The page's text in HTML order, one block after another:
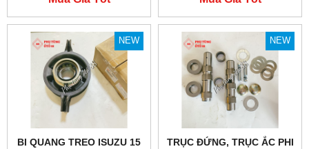
NEW
BI QUANG TREO ISUZU 15
NEW
TRỤC ĐỨNG, TRỤC ẮC PHI